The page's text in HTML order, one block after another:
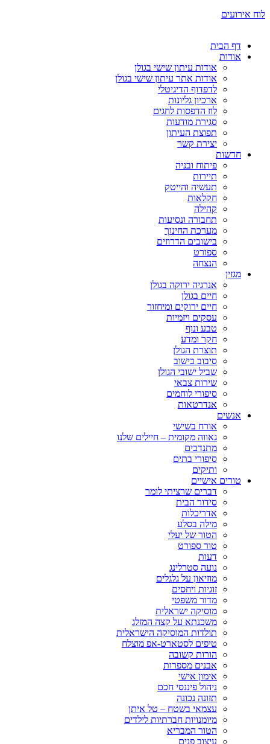
לוח אירועים
דף הבית
אודות
אודות עיתון שישי בגולן
אודות אתר עיתון שישי בגולן
לדפדוף הדיגיטלי
ארכיון גליונות
לוז הדפסות לחגים
סגירת מודעות
תפוצת העיתון
יצירת קשר
חדשות
פיתוח ובניה
תיירות
תעשיה והייטק
חקלאות
קהילה
תחבורה ונסיעות
מערכת החינוך
בישובים הדרוזים
ספורט
הנצחה
מגזין
אנרגיה ירוקה בגולן
חיים בגולן
חיים ירוקים ומיחזור
עסקים ויזמיות
טבע ונוף
חקר ומדע
תוצרת הגולן
סיבוב בישוב
שביל ישובי הגולן
שירות צבאי
סיפורי לוחמים
אנדרטאות
אנשים
אורח בשישי
גאווה מקומית – חיילים שלנו
מתנדבים
סיפורי בתים
ותיקים
טורים אישיים
דברים שרציתי לומר
סידור הבית
אדריכלות
מילה בסלע
הטור של יעלי
טור ספורט
דעות
נועה סטרלינג
מוזיאון על גלגלים
זוגיות ויחסים
מדור משפטי
מוסיקה ישראלית
משכנתא על קצה המזלג
תולדות המוסיקה הישראלית
טיפים לסטארט-אפ מוצלח
הורות קשובה
אבנים מספרות
אימון אישי
ניהול פיננסי חכם
תזונה נכונה
עצמאי בשטח – טל איתן
מיומנויות חברתיות לילדים
הטור המבריא
עיצוב פנים